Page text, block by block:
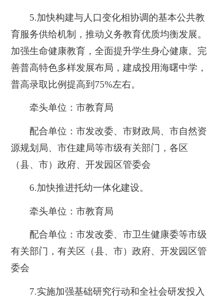
5.加快构建与人口变化相协调的基本公共教
育服务供给机制，推动义务教育优质均衡发展。
加强生命健康教育，全面提升学生身心健康。完
善普高特色多样发展布局，建成投用海曙中学，
普高录取比例提高到75%左右。
牵头单位：市教育局
配合单位：市发改委、市财政局、市自然资
源规划局、市住建局等市级有关部门，各区
（县、市）政府、开发园区管委会
6.加快推进托幼一体化建设。
牵头单位：市教育局
配合单位：市发改委、市卫生健康委等市级
有关部门，有关区（县、市）政府、开发园区管
委会
7.实施加强基础研究行动和全社会研发投入